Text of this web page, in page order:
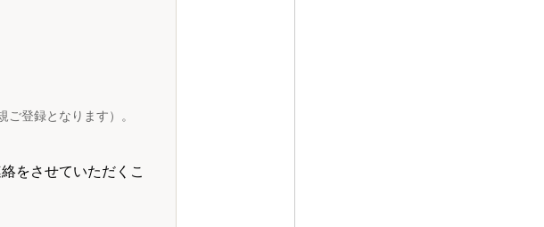
登録となります）。
をさせていただくこ